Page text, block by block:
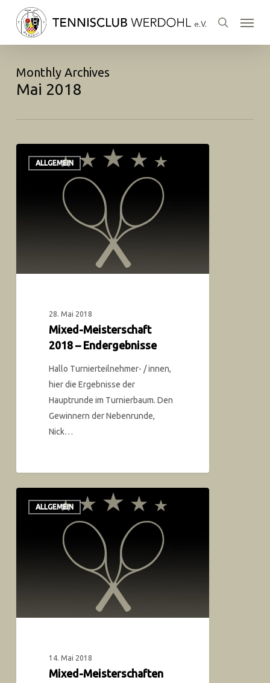
search
Menu
Monthly Archives
Mai 2018
ALLGEMEIN
28. Mai 2018
Mixed-Meisterschaft
2018 – Endergebnisse
Hallo Turnierteilnehmer- / innen,
hier die Ergebnisse der
Hauptrunde im Turnierbaum. Den
Gewinnern der Nebenrunde,
Nick…
ALLGEMEIN
14. Mai 2018
Mixed-Meisterschaften